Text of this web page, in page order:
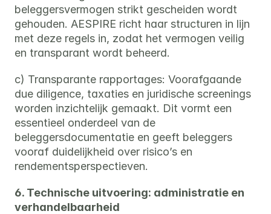
beleggersvermogen strikt gescheiden wordt
gehouden. AESPIRE richt haar structuren in lijn
met deze regels in, zodat het vermogen veilig
en transparant wordt beheerd.
c) Transparante rapportages: Voorafgaande
due diligence, taxaties en juridische screenings
worden inzichtelijk gemaakt. Dit vormt een
essentieel onderdeel van de
beleggersdocumentatie en geeft beleggers
vooraf duidelijkheid over risico’s en
rendementsperspectieven.
6. Technische uitvoering: administratie en
verhandelbaarheid